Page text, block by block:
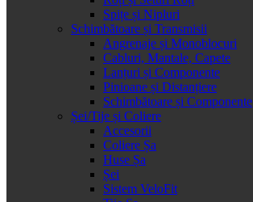
Spițe și Nipluri
Schimbătoare și Transmisii
Angrenaje și Monoblocuri
Cabluri, Mantale, Capete
Lanțuri și Componente
Pinioane și Distanțiere
Schimbătoare și Componente
Șei/Tije și Coliere
Accesorii
Coliere Șa
Huse Șa
Șei
Sistem VeloFit